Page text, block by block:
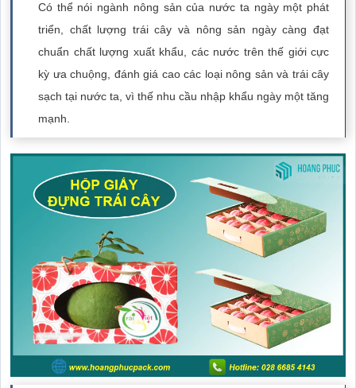
Có thể nói ngành nông sản của nước ta ngày một phát
triển, chất lượng trái cây và nông sản ngày càng đạt
chuẩn chất lượng xuất khẩu, các nước trên thế giới cực
kỳ ưa chuộng, đánh giá cao các loại nông sản và trái cây
sạch tại nước ta, vì thế nhu cầu nhập khẩu ngày một tăng
mạnh.